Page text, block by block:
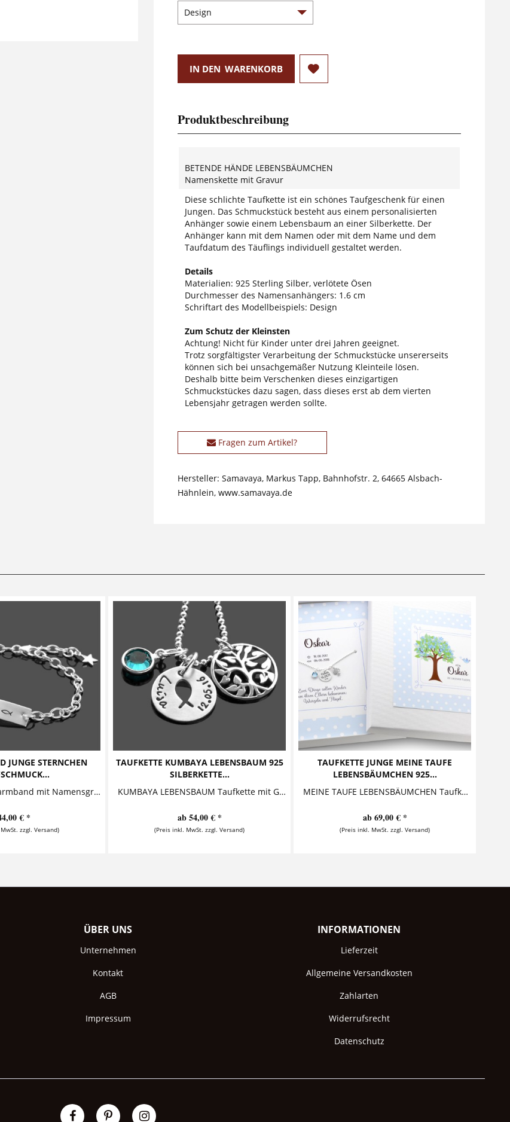
IN DEN WARENKORB
Produktbeschreibung
BETENDE HÄNDE LEBENSBÄUMCHEN
Namenskette mit Gravur
Diese schlichte Taufkette ist ein schönes Taufgeschenk für einen
Jungen. Das Schmuckstück besteht aus einem personalisierten
Anhänger sowie einem Lebensbaum an einer Silberkette. Der
Anhänger kann mit dem Namen oder mit dem Name und dem
Taufdatum des Täuflings individuell gestaltet werden.
Details
Materialien: 925 Sterling Silber, verlötete Ösen
Durchmesser des Namensanhängers: 1.6 cm
Schriftart des Modellbeispiels: Design
Zum Schutz der Kleinsten
Achtung! Nicht für Kinder unter drei Jahren geeignet.
Trotz sorgfältigster Verarbeitung der Schmuckstücke unsererseits
können sich bei unsachgemäßer Nutzung Kleinteile lösen.
Deshalb bitte beim Verschenken dieses einzigartigen
Schmuckstückes dazu sagen, dass dieses erst ab dem vierten
Lebensjahr getragen werden sollte.
Fragen zum Artikel?
Hersteller: Samavaya, Markus Tapp, Bahnhofstr. 2, 64665 Alsbach-
Hähnlein, www.samavaya.de
JUNGE STERNCHEN
STERNCHEN Taufarmband mit Namensgravur Zauberhaftes Taufarmband für Jungen mit individueller Namensgravur. Das Armband wird von dem geprägten Christenfisch und dem kleinen Sternchen Anhänger...
€ *
zzgl. Versand)
TAUFKETTE KUMBAYA LEBENSBAUM 925
SILBERKETTE...
KUMBAYA LEBENSBAUM Taufkette mit Gravur Taufschmuck Diese bezaubernde Taufkette aus 925 Sterling Silber besteht aus einem personalisierten Anhänger, aus dem ein Fisch gestanzt ist. Auf...
ab 54,00 € *
(Preis inkl. MwSt. zzgl. Versand)
TAUFKETTE JUNGE MEINE TAUFE
LEBENSBÄUMCHEN 925...
MEINE TAUFE LEBENSBÄUMCHEN Taufkette mit Geschenkbox Diese zauberhafte Taufkette mit Gravur aus 925 Sterling Silber ist ein perfektes Geschenk zur Taufe oder Geburt, besonders schön...
ab 69,00 € *
(Preis inkl. MwSt. zzgl. Versand)
ÜBER UNS
Unternehmen
Kontakt
AGB
Impressum
INFORMATIONEN
Lieferzeit
Allgemeine Versandkosten
Zahlarten
Widerrufsrecht
Datenschutz